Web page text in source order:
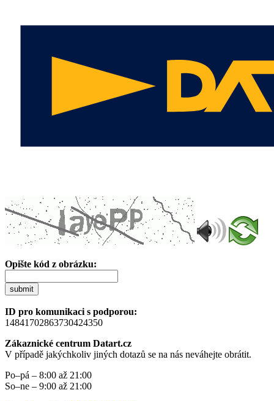
Opište kód z obrázku:
submit
ID pro komunikaci s podporou:
14841702863730424350
Zákaznické centrum Datart.cz
V případě jakýchkoliv jiných dotazů se na nás neváhejte obrátit.
Po–pá – 8:00 až 21:00
So–ne – 9:00 až 21:00